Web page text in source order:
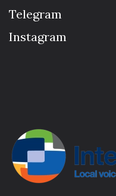
Telegram
Instagram